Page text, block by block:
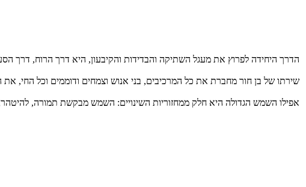
הדרך היחידה לפרוץ את מעגל השתיקה והבדידות והקיבעון, היא דרך הרוח,
שירתו של בן חור מחברת את כל המרכיבים, בני אנוש וצמחים ודוממים וכל החי,
אפילו השמש הגדולה היא חלק ממחזוריות השינויים: השמש מבקשת תמורה,